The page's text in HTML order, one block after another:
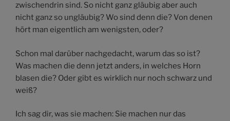
zwischendrin sind. So nicht ganz gläubig aber auch
nicht ganz so ungläubig? Wo sind denn die? Von denen
hört man eigentlich am wenigsten, oder?
Schon mal darüber nachgedacht, warum das so ist?
Was machen die denn jetzt anders, in welches Horn
blasen die? Oder gibt es wirklich nur noch schwarz und
weiß?
Ich sag dir, was sie machen: Sie machen nur das